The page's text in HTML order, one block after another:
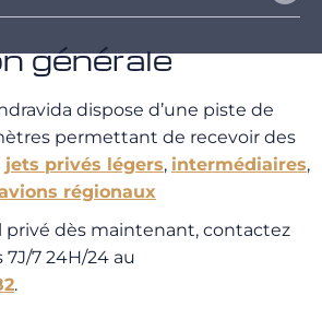
générale
dispose d’une piste de
permettant de recevoir des
jets privés légers, intermédiaires,
régionaux
privé dès maintenant, contactez
7 24H/24 au
.